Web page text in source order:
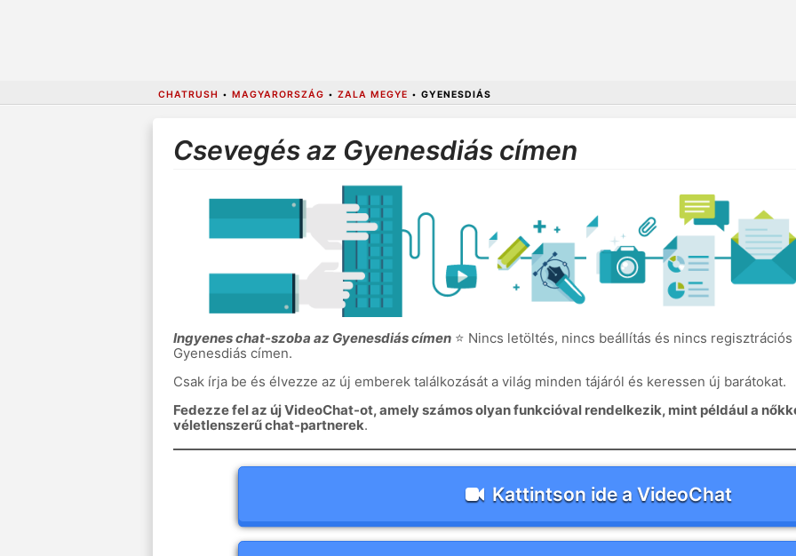
CHATRUSH • MAGYARORSZÁG • ZALA MEGYE • GYENESDIÁS
Csevegés az Gyenesdiás címen
Ingyenes chat-szoba az Gyenesdiás címen⭐ Nincs letöltés, nincs beállítás és nincs
Gyenesdiás címen.
Csak írja be és élvezze az új emberek találkozását a világ minden tájáról és keressen új barátokat.
Fedezze fel az új VideoChat-ot, amely számos olyan funkcióval rendelkezik, mint például a
véletlenszerű chat-partnerek.
Kattintson ide a VideoChat